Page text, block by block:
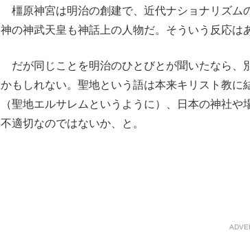
「目標達成できなかったからと言って…」サッカー日本
橿原神宮は明治の創建で、近代ナショナリズム
神の神武天皇も神話上の人物だ。そういう反応は
だが同じことを明治のひとびとが聞いたなら、
かもしれない。聖地という語は本来キリスト教に
（聖地エルサレムというように）、日本の神社や
不適切なのではないか、と。